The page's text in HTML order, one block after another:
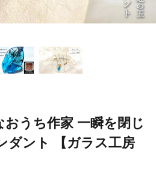
うち作家 一瞬を閉じ
ダント 【ガラス工房